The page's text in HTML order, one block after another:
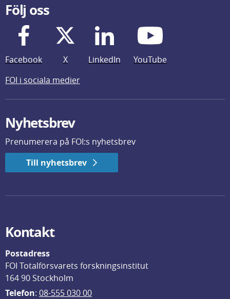
Följ oss
Facebook X LinkedIn
YouTube
FOI i sociala medier
Nyhetsbrev
Prenumerera på FOI:s nyhetsbrev
Till nyhetsbrev
Kontakt
Postadress
FOI Totalförsvarets forskningsinstitut
164 90 Stockholm
Telefon: 08-555 030 00